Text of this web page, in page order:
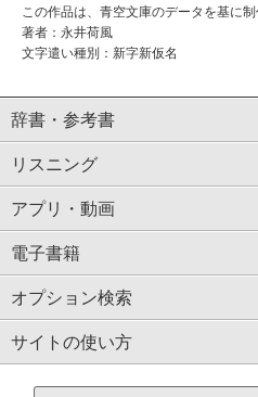
この作品は、青空文庫のデータを基に制
著者：永井荷風
文字遣い種別：新字新仮名
辞書・参考書
リスニング
アプリ・動画
電子書籍
オプション検索
サイトの使い方